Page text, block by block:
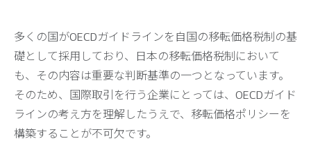
多くの国がOECDガイドラインを自国の移転価格税制の基
礎として採用しており、日本の移転価格税制において
も、その内容は重要な判断基準の一つとなっています。
そのため、国際取引を行う企業にとっては、OECDガイド
ラインの考え方を理解したうえで、移転価格ポリシーを
構築することが不可欠です。